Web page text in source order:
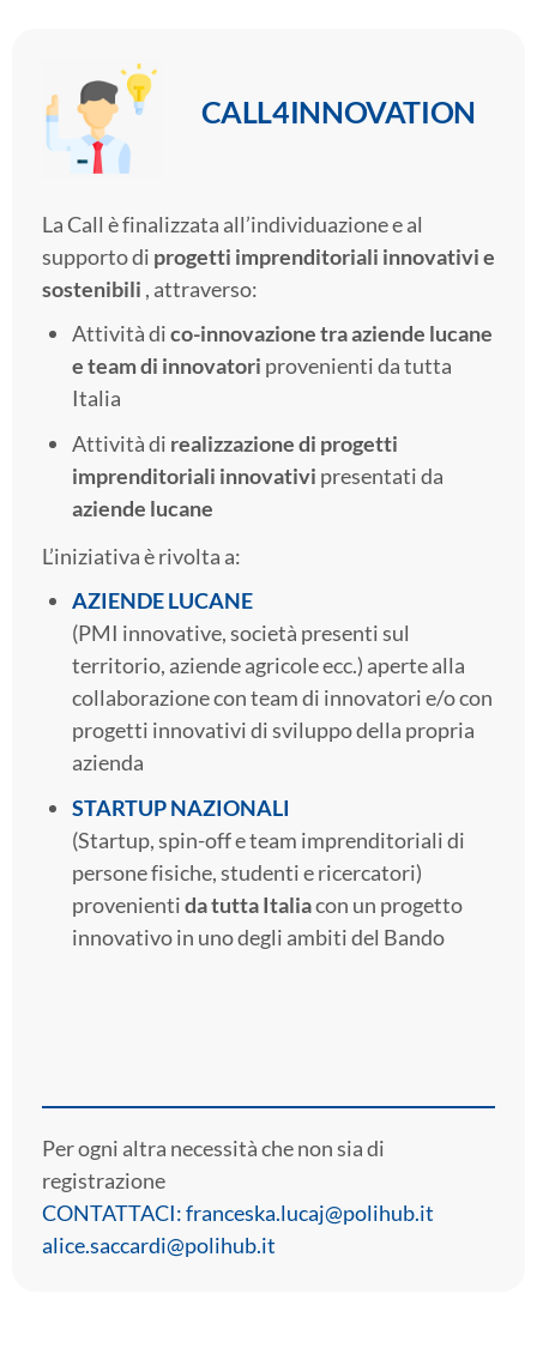
CALL4INNOVATION
La Call è finalizzata all’individuazione e al
supporto di progetti imprenditoriali innovativi e
sostenibili , attraverso:
Attività dico-innovazione tra aziende lucane
e team di innovatori provenienti da tutta
Italia
Attività di realizzazione di progetti
imprenditoriali innovativi presentati da
aziende lucane
L’iniziativa è rivolta a:
AZIENDE LUCANE
(PMI innovative, società presenti sul
territorio, aziende agricole ecc.) aperte alla
collaborazione con team di innovatori e/o con
progetti innovativi di sviluppo della propria
azienda
STARTUP NAZIONALI
(Startup, spin-off e team imprenditoriali di
persone fisiche, studenti e ricercatori)
provenientida tutta Italiacon un progetto
innovativo in uno degli ambiti del Bando
Per ogni altra necessità che non sia di
registrazione
CONTATTACI: franceska.lucaj@polihub.it
alice.saccardi@polihub.it